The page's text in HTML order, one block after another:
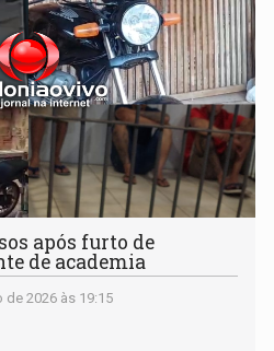
após furto de
de academia
de 2026 às 19:15